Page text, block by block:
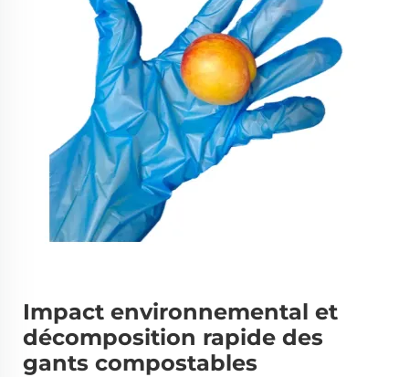
Impact environnemental et
décomposition rapide des
gants compostables